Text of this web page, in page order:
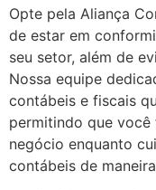
Opte pela Aliança
de estar em
seu setor, além de
Nossa equipe
contábeis e fiscais
permitindo que você
negócio enquanto
contábeis de